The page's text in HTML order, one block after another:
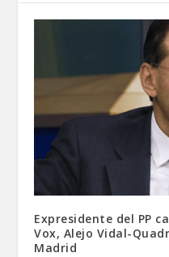
Expresidente del PP
Vox, Alejo Vidal-
Madrid